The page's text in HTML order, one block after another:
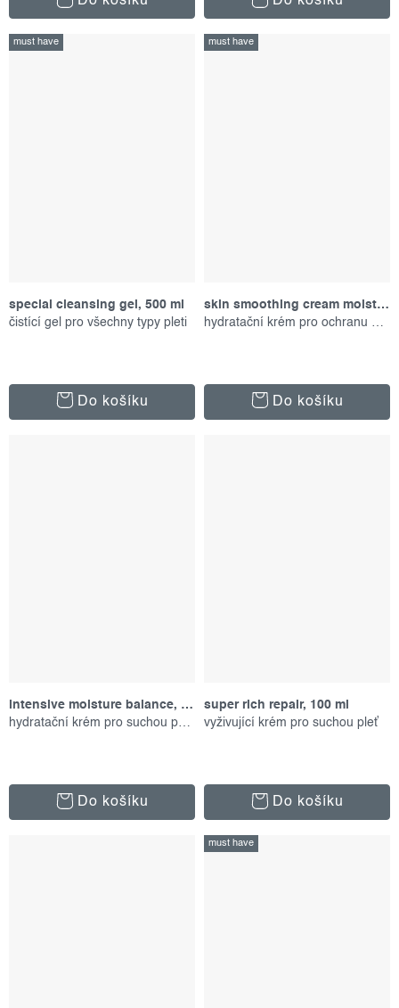
must have
special cleansing gel, 500 ml
čistící gel pro všechny typy pleti
Do košíku
must have
skin smoothing cream moisturizer, 150 ml
Do košíku
intensive moisture balance, 50 ml
hydratační krém pro suchou pokožku
Do košíku
super rich repair, 100 ml
vyživující krém pro suchou pleť
Do košíku
must have